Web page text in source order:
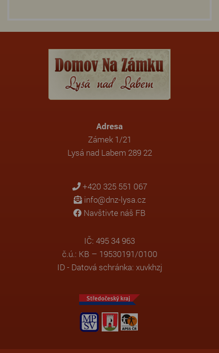
Adresa
Zámek 1/21
Lysá nad Labem 289 22
+420 325 551 067
info@dnz-lysa.cz
Navštivte náš FB
IČ: 495 34 963
č.ú.: KB – 19530191/0100
ID - Datová schránka: xuvkhzj